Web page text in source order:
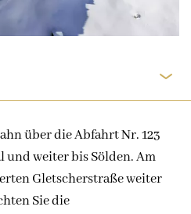
über die Abfahrt Nr. 123
und weiter bis Sölden. Am
Gletscherstraße weiter
Sie die